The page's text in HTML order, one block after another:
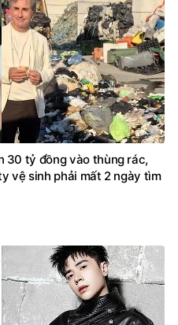
30 tỷ đồng vào thùng rác,
vệ sinh phải mất 2 ngày tìm